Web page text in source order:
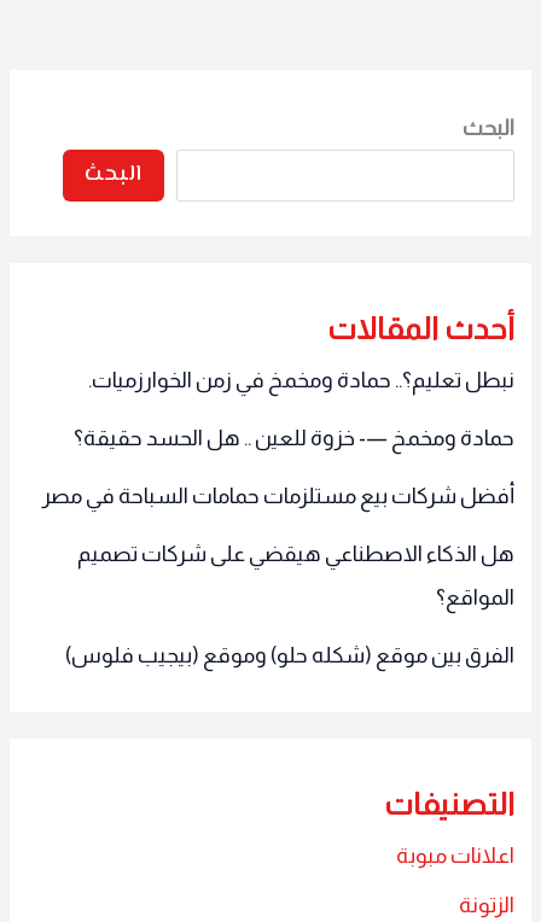
البحث
البحث
أحدث المقالات
نبطل تعليم؟.. حمادة ومخمخ في زمن الخوارزميات.
حمادة ومخمخ —- خزوة للعين .. هل الحسد حقيقة؟
أفضل شركات بيع مستلزمات حمامات السباحة في مصر
هل الذكاء الاصطناعي هيقضي على شركات تصميم
المواقع؟
الفرق بين موقع (شكله حلو) وموقع (بيجيب فلوس)
التصنيفات
اعلانات مبوبة
الزتونة